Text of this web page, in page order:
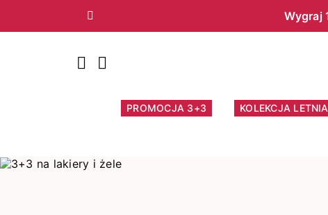
Wygraj
Poprzedni
PROMOCJA 3+3 KOLEKCJA LETNIA